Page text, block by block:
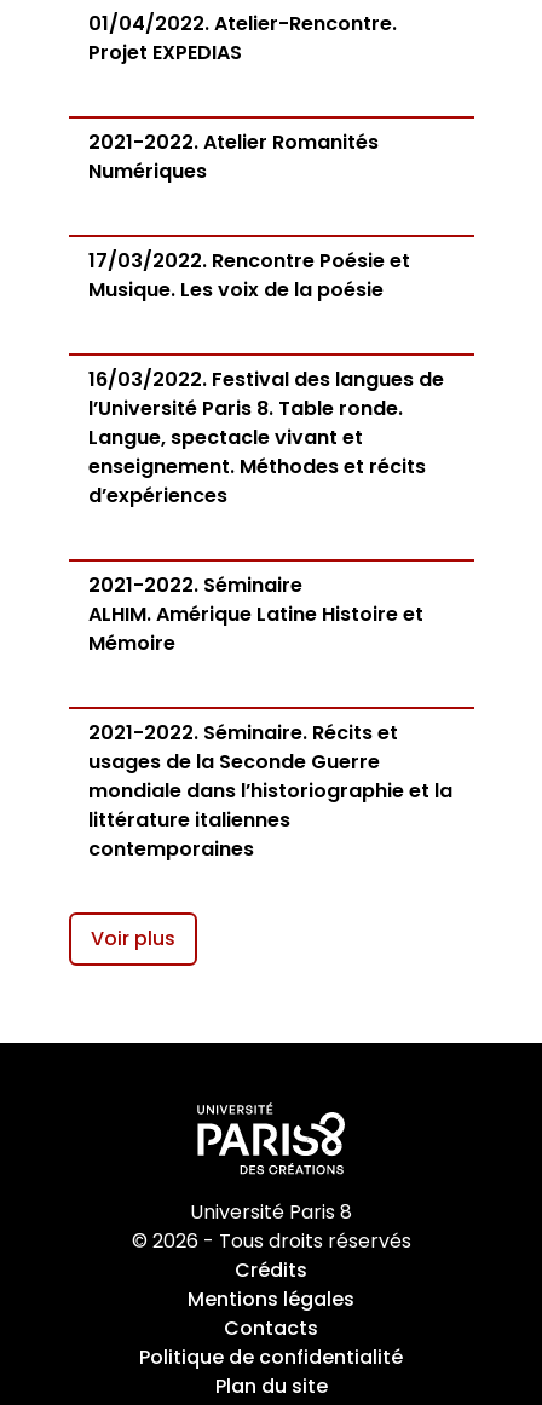
01/04/2022. Atelier-Rencontre.
Projet EXPEDIAS
2021-2022. Atelier Romanités
Numériques
17/03/2022. Rencontre Poésie et
Musique. Les voix de la poésie
16/03/2022. Festival des langues de
l’Université Paris 8. Table ronde.
Langue, spectacle vivant et
enseignement. Méthodes et récits
d’expériences
2021-2022. Séminaire
ALHIM. Amérique Latine Histoire et
Mémoire
2021-2022. Séminaire. Récits et
usages de la Seconde Guerre
mondiale dans l’historiographie et la
littérature italiennes
contemporaines
Voir plus
Université Paris 8
© 2026 - Tous droits réservés
Crédits
Mentions légales
Contacts
Politique de confidentialité
Plan du site